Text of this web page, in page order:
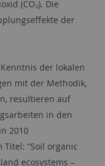
(CO₂). Die
der
der lokalen
mit der Methodik,
resultieren auf
in den
2010
“Soil organic
ecosystems –